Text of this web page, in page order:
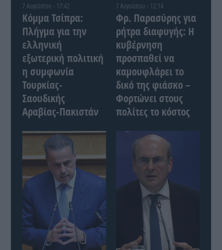
7 Αυγούστου - 17:42
Κόμμα Τσίπρα:
Πλήγμα για την
ελληνική
εξωτερική πολιτική
η συμφωνία
Τουρκίας-
Σαουδικής
Αραβίας-Πακιστάν
7 Αυγούστου - 12:14
Φρ. Παρασύρης για
ρήτρα διαφυγής: Η
κυβέρνηση
προσπαθεί να
καμουφλάρει το
δικό της φιάσκο –
Φορτώνει στους
πολίτες το κόστος